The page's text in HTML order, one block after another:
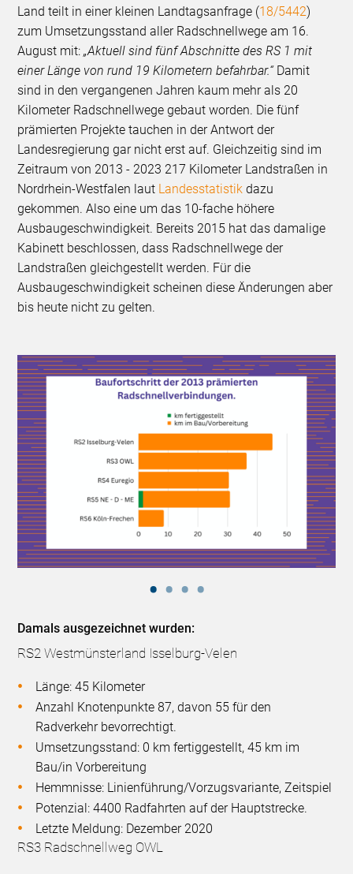
Land teilt in einer kleinen Landtagsanfrage (18/5442)
zum Umsetzungsstand aller Radschnellwege am 16.
August mit:„Aktuell sind fünf Abschnitte des RS 1 mit
einer Länge von rund 19 Kilometern befahrbar.“Damit
sind in den vergangenen Jahren kaum mehr als 20
Kilometer Radschnellwege gebaut worden. Die fünf
prämierten Projekte tauchen in der Antwort der
Landesregierung gar nicht erst auf. Gleichzeitig sind im
Zeitraum von 2013 - 2023 217 Kilometer Landstraßen in
Nordrhein-Westfalen laut Landesstatistik dazu
gekommen. Also eine um das 10-fache höhere
Ausbaugeschwindigkeit. Bereits 2015 hat das damalige
Kabinett beschlossen, dass Radschnellwege der
Landstraßen gleichgestellt werden. Für die
Ausbaugeschwindigkeit scheinen diese Änderungen aber
bis heute nicht zu gelten.
Damals ausgezeichnet wurden:
RS2 Westmünsterland Isselburg-Velen
Länge: 45 Kilometer
Anzahl Knotenpunkte 87, davon 55 für den
Radverkehr bevorrechtigt.
Umsetzungsstand: 0 km fertiggestellt, 45 km im
Bau/in Vorbereitung
Hemmnisse: Linienführung/Vorzugsvariante, Zeitspiel
Potenzial: 4400 Radfahrten auf der Hauptstrecke.
Letzte Meldung: Dezember 2020
RS3 Radschnellweg OWL